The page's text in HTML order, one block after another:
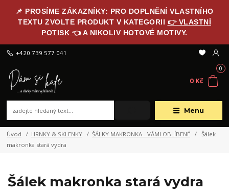
📌 PROSÍME ZÁKAZNÍKY: PRO DOPLNĚNÍ VLASTNÍHO
TEXTU ZVOLTE PRODUKT V KATEGORII 👉 VLASTNÍ
POTISK 👈 A NIKOLIV HOTOVÉ MOTIVY.
Menu
+420 739 577 041
0
0 Kč
Úvod HRNKY & SKLENKY ŠÁLKY MAKRONKA - VÁMI OBLÍBENÉ
Šálek
makronka stará vydra
Šálek makronka stará vydra